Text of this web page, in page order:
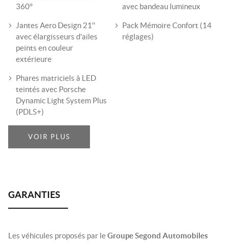
360°
avec bandeau lumineux
Jantes Aero Design 21''
avec élargisseurs d'ailes
peints en couleur
extérieure
Pack Mémoire Confort (14
réglages)
Phares matriciels à LED
teintés avec Porsche
Dynamic Light System Plus
(PDLS+)
VOIR PLUS
Les véhicules proposés par leGroupe Segond Automobiles